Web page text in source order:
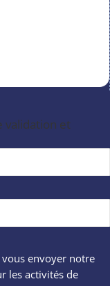
validation et
envoyer notre
les activités de